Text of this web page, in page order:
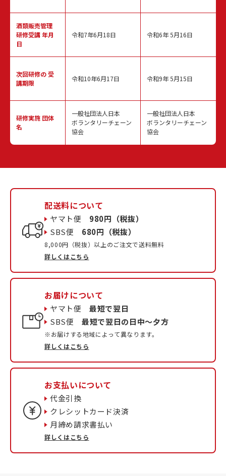
酒類販売管理
研修受講 年月
日
次回研修の受
講期限
研修実施 団体
名
令和7年6月18日
令和10年6月17日
一般社団法人日本
ボランタリーチェーン
協会
令和6年 5月16日
令和9年 5月15日
一般社団法人日本
ボランタリーチェーン
協会
配送料について
ヤマト便 980円（税抜）
SBS便 680円（税抜）
8,000円（税抜）以上のご注文で送料無料
詳しくはこちら
お届けについて
ヤマト便最短で翌日
SBS便最短で翌日の日中〜夕方
※お届けする地域によって異なります。
詳しくはこちら
お支払いについて
代金引換
クレシットカード決済
月締め請求書払い
詳しくはこちら